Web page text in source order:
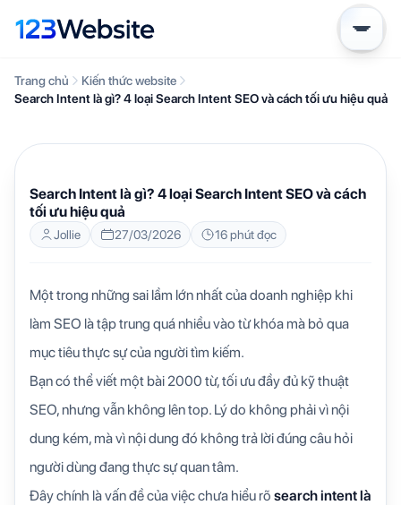
Trang chủ
Kiến thức website
Search Intent là gì? 4 loại Search Intent SEO và cách tối ưu hiệu quả
Search Intent là gì? 4 loại Search Intent SEO và cách
tối ưu hiệu quả
Jollie 27/03/2026 16 phút đọc
Một trong những sai lầm lớn nhất của doanh nghiệp khi
làm SEO là tập trung quá nhiều vào từ khóa mà bỏ qua
mục tiêu thực sự của người tìm kiếm.
Bạn có thể viết một bài 2000 từ, tối ưu đầy đủ kỹ thuật
SEO, nhưng vẫn không lên top. Lý do không phải vì nội
dung kém, mà vì nội dung đó không trả lời đúng câu hỏi
người dùng đang thực sự quan tâm.
Đây chính là vấn đề của việc chưa hiểu rõ search intent là